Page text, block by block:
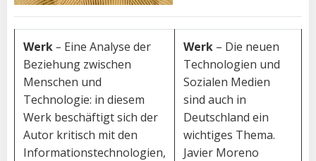
Werk– Eine Analyse der
Beziehung zwischen
Menschen und
Technologie: in diesem
Werk beschäftigt sich der
Autor kritisch mit den
Informationstechnologien,
Werk – Die neuen
Technologien und
Sozialen Medien
sind auch in
Deutschland ein
wichtiges Thema.
Javier Moreno